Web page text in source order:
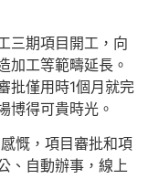
三期項目開工，向
加工等範疇延長。
批僅用時1個月就完
博得可貴時光。
慨，項目審批和項
、自動辦事，線上